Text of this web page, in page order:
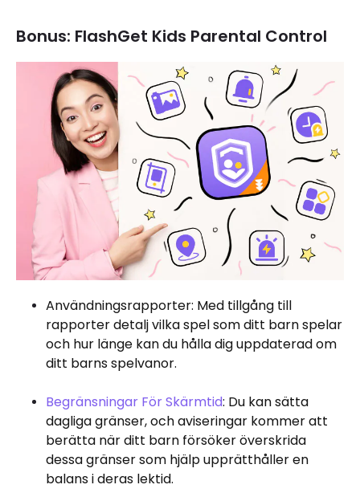
Bonus: FlashGet Kids Parental Control
Användningsrapporter: Med tillgång till
rapporter detalj vilka spel som ditt barn spelar
och hur länge kan du hålla dig uppdaterad om
ditt barns spelvanor.
Begränsningar För Skärmtid: Du kan sätta
dagliga gränser, och aviseringar kommer att
berätta när ditt barn försöker överskrida
dessa gränser som hjälp upprätthåller en
balans i deras lektid.